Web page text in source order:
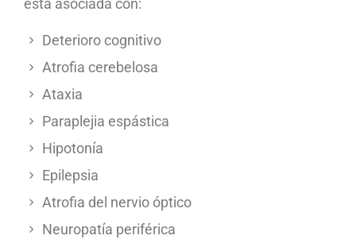
está asociada con:
Deterioro cognitivo
Atrofia cerebelosa
Ataxia
Paraplejia espástica
Hipotonía
Epilepsia
Atrofia del nervio óptico
Neuropatía periférica